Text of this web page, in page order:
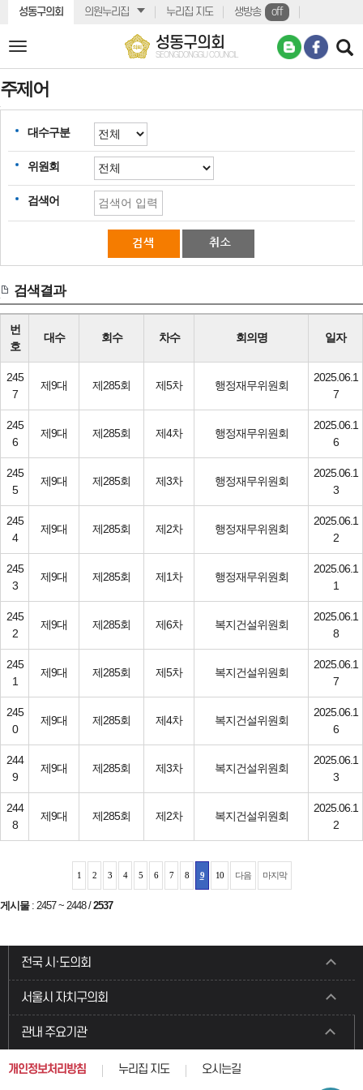
본문바로가기
성동구의회 의원누리집 누리집 지도 생방송 off
성동구의회
SEONGDONGGU COUNCIL
전
뉴
주제어
대수구분
위원회
검색어
검색결과
번
호
대수 회수 차수 회의명 일자
245
7
제9대 제285회 제5차 행정재무위원회
2025.06.1
7
245
6
제9대 제285회 제4차 행정재무위원회
2025.06.1
6
245
5
제9대 제285회 제3차 행정재무위원회
2025.06.1
3
245
4
제9대 제285회 제2차 행정재무위원회
2025.06.1
2
245
3
제9대 제285회 제1차 행정재무위원회
2025.06.1
1
245
2
제9대 제285회 제6차 복지건설위원회
2025.06.1
8
245
1
제9대 제285회 제5차 복지건설위원회
2025.06.1
7
245
0
제9대 제285회 제4차 복지건설위원회
2025.06.1
6
244
9
제9대 제285회 제3차 복지건설위원회
2025.06.1
3
244
8
제9대 제285회 제2차 복지건설위원회
2025.06.1
2
1 2 3 4 5 6 7 8 9 10 다음 마지막
게시물: 2457 ~ 2448/2537
전국 시·도의회
서울시 자치구의회
관내 주요기관
개인정보처리방침 누리집 지도 오시는길